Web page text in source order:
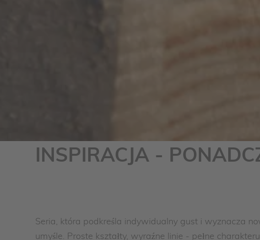
INSPIRACJA -
Seria, która podkreśla indywidualny gust i wyznacza
umyśle. Proste kształty, wyraźne linie - pełne